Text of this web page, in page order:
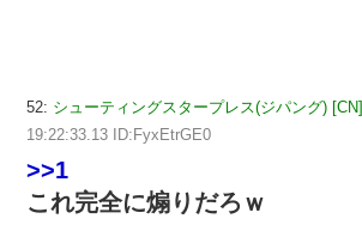
52: シューティングスタープレス(ジパング) [CN]
19:22:33.13 ID:FyxEtrGE0
>>1
これ完全に煽りだろｗ